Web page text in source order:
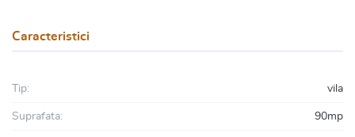
Caracteristici
Tip: vila
Suprafata: 90mp